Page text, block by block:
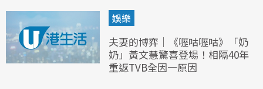
娛樂
夫妻的博弈｜《嚦咕嚦咕》「奶
奶」黃文慧驚喜登場！相隔40年
重返TVB全因一原因